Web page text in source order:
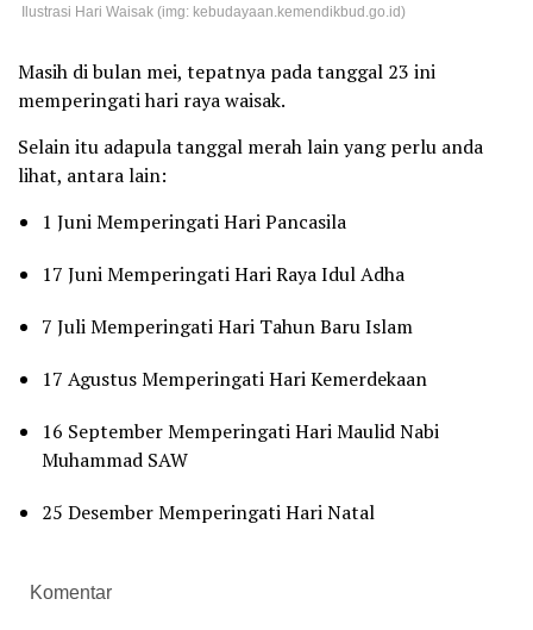
Ilustrasi Hari Waisak (img: kebudayaan.kemendikbud.go.id)
Masih di bulan mei, tepatnya pada tanggal 23 ini
memperingati hari raya waisak.
Selain itu adapula tanggal merah lain yang perlu anda
lihat, antara lain:
1 Juni Memperingati Hari Pancasila
17 Juni Memperingati Hari Raya Idul Adha
7 Juli Memperingati Hari Tahun Baru Islam
17 Agustus Memperingati Hari Kemerdekaan
16 September Memperingati Hari Maulid Nabi
Muhammad SAW
25 Desember Memperingati Hari Natal
Komentar